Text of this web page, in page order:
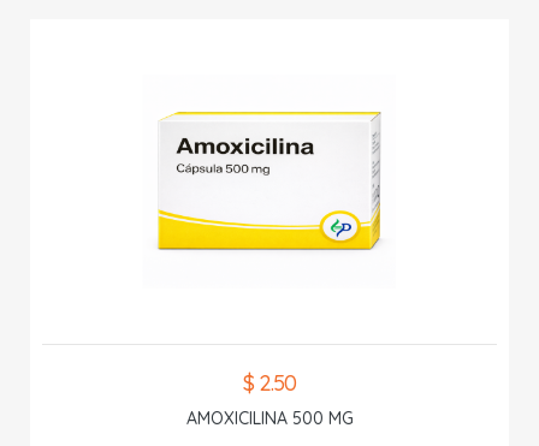
$ 2.50
AMOXICILINA 500 MG